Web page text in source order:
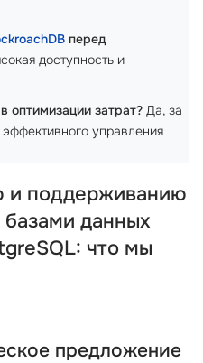
перед
доступность и
оптимизации затрат? Да, за
управления
и поддерживанию
данных
что мы
предложение